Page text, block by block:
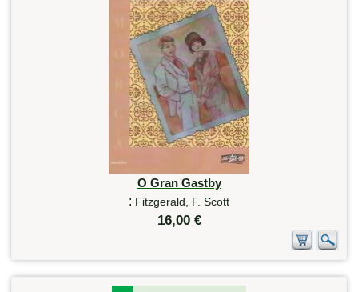
O Gran Gastby
: Fitzgerald, F. Scott
16,00 €